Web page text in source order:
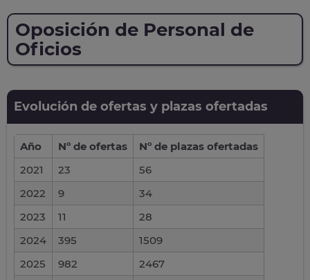
Oposición de Personal de
Oficios
Evolución de ofertas y plazas ofertadas
Año Nº de ofertas
Nº de plazas ofertadas
2021
23
56
2022
9
34
2023
11
28
2024
395
1509
2025
982
2467